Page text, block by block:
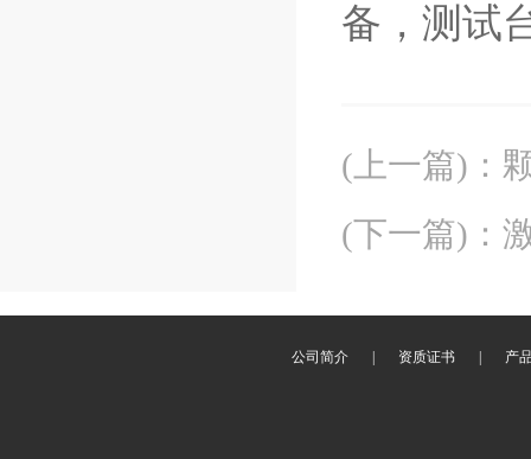
备，测试
(上一篇) ：
(下一篇) ：
公司简介 资质证书 产